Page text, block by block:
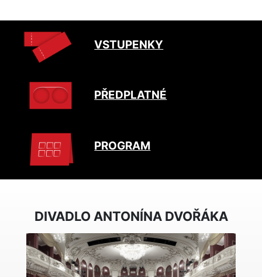
VSTUPENKY
PŘEDPLATNÉ
PROGRAM
DIVADLO ANTONÍNA DVOŘÁKA